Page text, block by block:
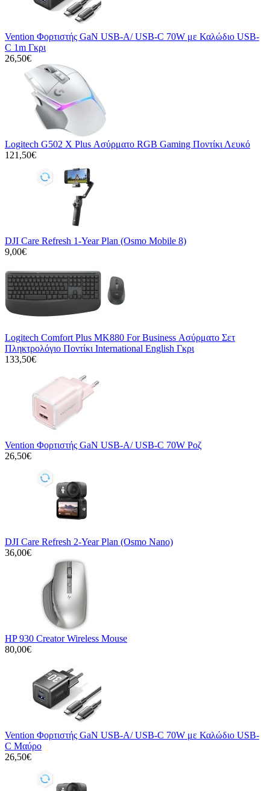
Vention Φορτιστής GaN USB-A/ USB-C 70W με Καλώδιο USB-
C 1m Γκρι
26,50€
Logitech G502 X Plus Ασύρματο RGB Gaming Ποντίκι Λευκό
121,50€
DJI Care Refresh 1-Year Plan (Osmo Mobile 8)
9,00€
Logitech Comfort Plus MK880 For Business Ασύρματο Σετ
Πληκτρολόγιο Ποντίκι International English Γκρι
133,50€
Vention Φορτιστής GaN USB-A/ USB-C 70W Ροζ
26,50€
DJI Care Refresh 2-Year Plan (Osmo Nano)
36,00€
HP 930 Creator Wireless Mouse
80,00€
Vention Φορτιστής GaN USB-A/ USB-C 70W με Καλώδιο USB-
C Μαύρο
26,50€